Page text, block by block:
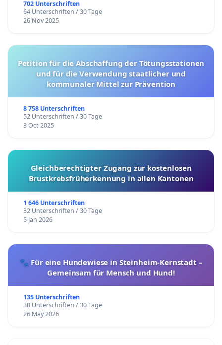
702 Unterschriften
64 Unterschriften / 30 Tage
26 Nov 2025
Petition für die Abschaffung der Tötungsstationen
und für die Verwendung staatlicher und
kommunaler Mittel zur Prävention
8 758 Unterschriften
52 Unterschriften / 30 Tage
3 Oct 2025
Gleichberechtigter Zugang zur kostenlosen
Brustkrebsfrüherkennung in allen Kantonen
1 646 Unterschriften
32 Unterschriften / 30 Tage
5 Jan 2026
🐾 Für eine Hundewiese in Steinheim-Kernstadt –
Gemeinsam für Mensch und Hund!
135 Unterschriften
30 Unterschriften / 30 Tage
26 May 2026